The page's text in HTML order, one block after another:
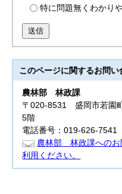
特に問題無くわかり
送信
このページに関するお問い
農林部林政課
〒020-8531 盛岡市若園
5階
電話番号：019-626-
農林部 林政課へのお
利用ください。